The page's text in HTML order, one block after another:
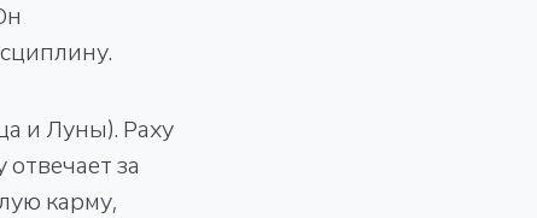
и Луны). Раху
за
карму,